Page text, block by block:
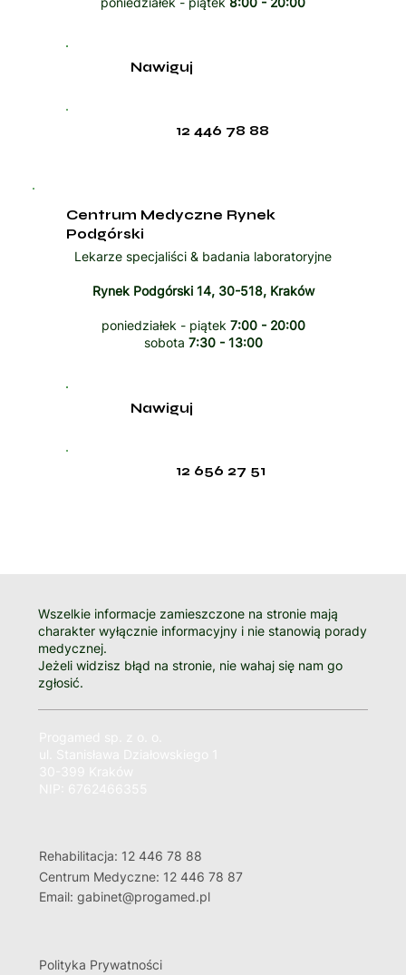
12 446 78 88
Nawiguj
Centrum Medyczne Rynek
Podgórski
Lekarze specjaliści & badania laboratoryjne
Rynek Podgórski 14, 30-518, Kraków
poniedziałek - piątek 7:00 - 20:00
sobota 7:30 - 13:00
12 656 27 51
Nawiguj
Wszelkie informacje zamieszczone na stronie mają
charakter wyłącznie informacyjny i nie stanowią porady
medycznej.
Jeżeli widzisz błąd na stronie, nie wahaj się nam go
zgłosić.
Rehabilitacja: 12 446 78 88
Centrum Medyczne: 12 446 78 87
Email: gabinet@progamed.pl
Polityka Prywatności